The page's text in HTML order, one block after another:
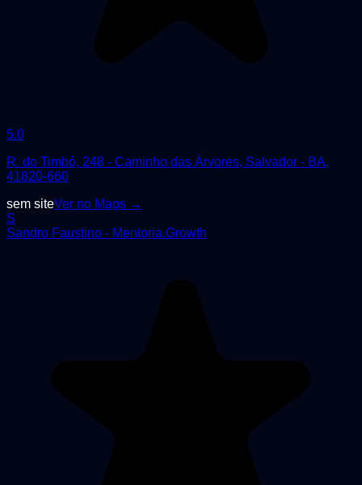
5.0
R. do Timbó, 248 - Caminho das Árvores, Salvador - BA,
41820-660
sem siteVer no Maps →
S
Sandro Faustino - Mentoria.Growth